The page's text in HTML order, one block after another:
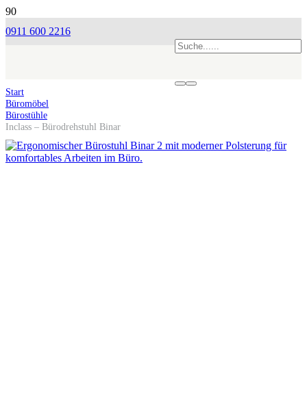
0911 600 2216
Start
Büromöbel
Bürostühle
Inclass – Bürodrehstuhl Binar